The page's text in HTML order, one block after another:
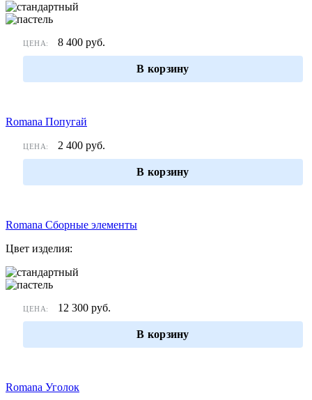
ЦЕНА: 8 400 руб.
В корзину
Romana Попугай
ЦЕНА: 2 400 руб.
В корзину
Romana Сборные элементы
Цвет изделия:
ЦЕНА: 12 300 руб.
В корзину
Romana Уголок